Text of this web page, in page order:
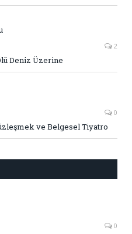
2
Deniz Üzerine
0
ve Belgesel Tiyatro
0